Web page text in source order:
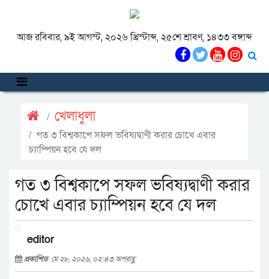
আজ রবিবার, ৯ই আগস্ট, ২০২৬ খ্রিস্টাব্দ, ২৫শে শ্রাবণ, ১৪৩৩ বঙ্গাব্দ
খেলাধুলা
গত ৩ বিশ্বকাপে সফল ভবিষ্যদ্বাণী করার চোখে এবার
চ্যাম্পিয়ন হবে যে দল
গত ৩ বিশ্বকাপে সফল ভবিষ্যদ্বাণী করার
চোখে এবার চ্যাম্পিয়ন হবে যে দল
editor
প্রকাশিত মে ২৮, ২০২৬, ০২:৪৩ অপরাহ্ণ